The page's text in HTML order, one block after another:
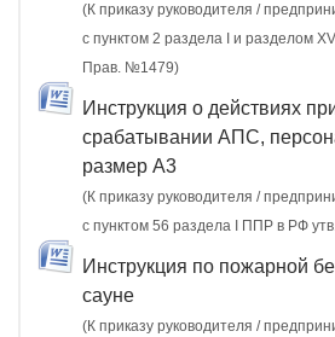
(К приказу руководителя /
с пунктом 2 раздела I и разделом
Прав. №1479)
Инструкция о действиях
срабатывании АПС,
размер А3
(К приказу руководителя /
с пунктом 56 раздела I ППР в РФ
Инструкция по пожарной
сауне
(К приказу руководителя /